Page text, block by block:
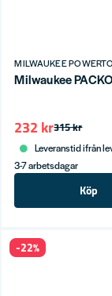
MILWAUKEE
Milwaukee
315 kr
232 kr
Leveranstid ifrån
3-7 arbetsdagar
Köp
-22%